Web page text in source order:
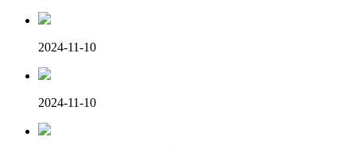
2024-11-10
2024-11-10